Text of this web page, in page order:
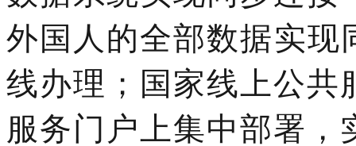
外国人的全部数据实现
线办理；国家线上公共
服务门户上集中部署